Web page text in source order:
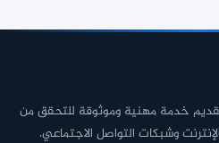
خدمة مهنية وموثوقة للتحقق من
وشبكات التواصل الاجتماعي.